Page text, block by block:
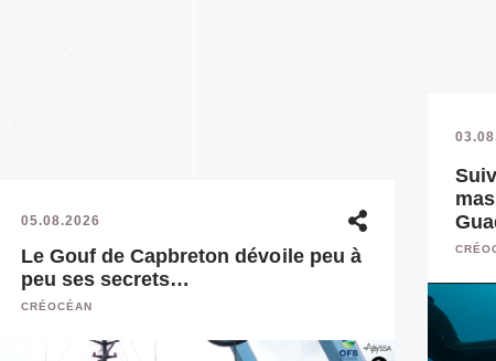
05.08.2026
Le Gouf de Capbreton dévoile peu à
peu ses secrets…
CRÉOCÉAN